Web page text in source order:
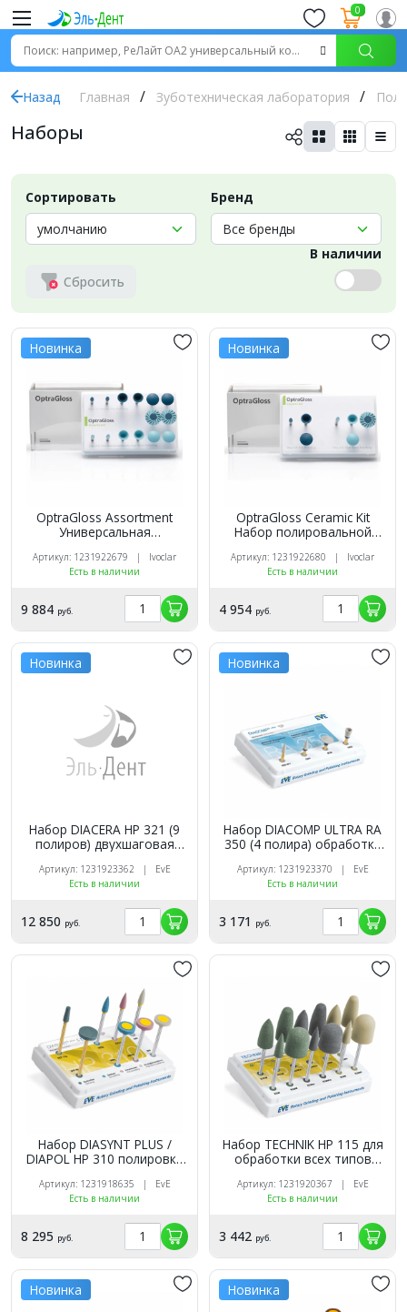
0
Назад Главная Зуботехническая лаборатория
Наборы
Сортировать Бренд
Сбросить
В наличии
Новинка
OptraGloss Assortment
Универсальная
для композитов и
керамики. Ivoclar
Артикул: 1231922679 | Ivoclar
Есть в наличии
9 884 руб.
Новинка
OptraGloss Ceramic Kit
Набор полировальной
композитов. Ivoclar
Артикул: 1231922680 | Ivoclar
Есть в наличии
4 954 руб.
Новинка
Набор DIACERA HP 321 (9
полиров) двухшаговая
циркония и алюминия, EVE
Артикул: 1231923362 | EvE
Есть в наличии
12 850 руб.
Новинка
Набор DIACOMP ULTRA RA
350 (4 полира) обработка
и мономеров, EVE
Артикул: 1231923370 | EvE
Есть в наличии
3 171 руб.
Набор DIASYNT PLUS /
DIAPOL HP 310 полировка
полиров)
Артикул: 1231918635 | EvE
Есть в наличии
8 295 руб.
Набор TECHNIK HP 115 для
обработки всех типов
полиров), EVE
Артикул: 1231920367 | EvE
Есть в наличии
3 442 руб.
Новинка Новинка